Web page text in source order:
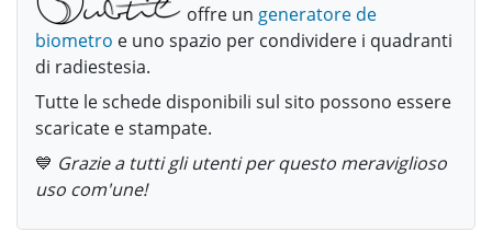
offre un generatore de
biometro e uno spazio per condividere i quadranti
di radiestesia.
Tutte le schede disponibili sul sito possono essere
scaricate e stampate.
💙 Grazie a tutti gli utenti per questo meraviglioso
uso com'une!